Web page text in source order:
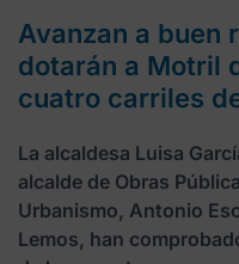
Avanzan a buen
dotarán a Motril
cuatro carriles
La alcaldesa Luisa
alcalde de Obras
Urbanismo, Antonio
Lemos, han